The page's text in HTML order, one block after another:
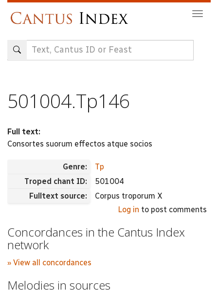
content
501004.Tp146
Full text:
Consortes suorum effectos atque socios
Genre:
Tp
Troped chant ID:
501004
Fulltext source:
Corpus troporum X
Log in to post comments
Concordances in the Cantus Index
network
» View all concordances
Melodies in sources